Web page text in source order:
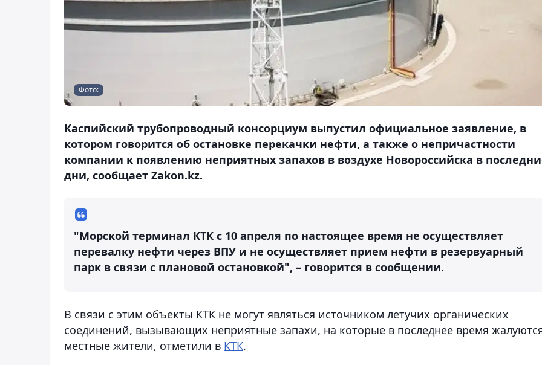
Фото:
Каспийский трубопроводный консорциум выпустил официальное заявление, в
котором говорится об остановке перекачки нефти, а также о непричастности
компании к появлению неприятных запахов в воздухе Новороссийска в
дни, сообщает Zakon.kz.
"Морской терминал КТК с 10 апреля по настоящее время не осуществляет
перевалку нефти через ВПУ и не осуществляет прием нефти в резервуарный
парк в связи с плановой остановкой", – говорится в сообщении.
В связи с этим объекты КТК не могут являться источником летучих органических
соединений, вызывающих неприятные запахи, на которые в последнее время
местные жители, отметили в КТК.